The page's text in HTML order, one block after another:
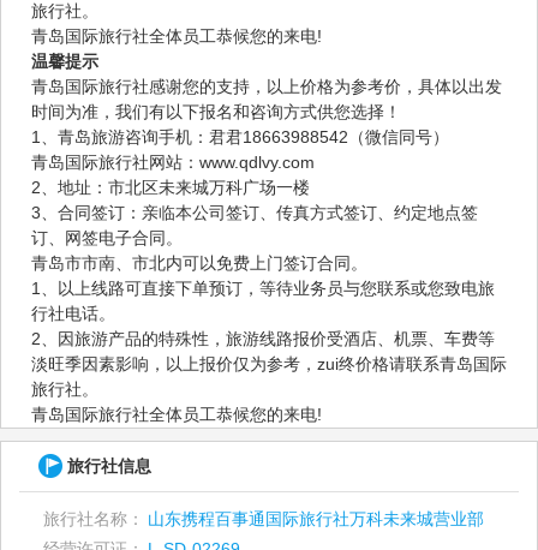
旅行社。
青岛国际旅行社全体员工恭候您的来电!
温馨提示
青岛国际旅行社感谢您的支持，以上价格为参考价，具体以出发
时间为准，我们有以下报名和咨询方式供您选择！
1、青岛旅游咨询手机：君君18663988542（微信同号）
青岛国际旅行社网站：www.qdlvy.com
2、地址：市北区未来城万科广场一楼
3、合同签订：亲临本公司签订、传真方式签订、约定地点签
订、网签电子合同。
青岛市市南、市北内可以免费上门签订合同。
1、以上线路可直接下单预订，等待业务员与您联系或您致电旅
行社电话。
2、因旅游产品的特殊性，旅游线路报价受酒店、机票、车费等
淡旺季因素影响，以上报价仅为参考，zui终价格请联系青岛国际
旅行社。
青岛国际旅行社全体员工恭候您的来电!
旅行社信息
旅行社名称：
山东携程百事通国际旅行社万科未来城营业部